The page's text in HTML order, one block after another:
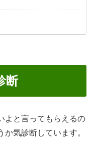
断
よと言ってもらえるの
気診断しています。